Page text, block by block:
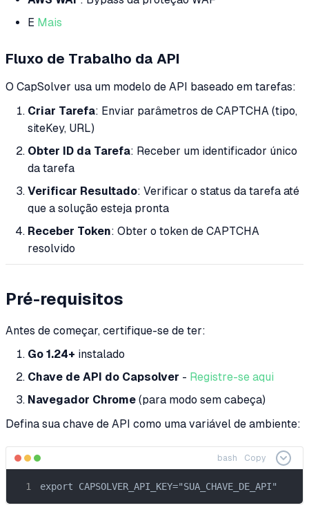
E Mais
Fluxo de Trabalho da API
O CapSolver usa um modelo de API baseado em tarefas:
Criar Tarefa: Enviar parâmetros de CAPTCHA (tipo,
siteKey, URL)
Obter ID da Tarefa: Receber um identificador único
da tarefa
Verificar Resultado: Verificar o status da tarefa até
que a solução esteja pronta
Receber Token: Obter o token de CAPTCHA
resolvido
Pré-requisitos
Antes de começar, certifique-se de ter:
Go 1.24+ instalado
Chave de API do Capsolver - Registre-se aqui
Navegador Chrome (para modo sem cabeça)
Defina sua chave de API como uma variável de ambiente:
bash Copy
export CAPSOLVER_API_KEY="SUA_CHAVE_DE_API"